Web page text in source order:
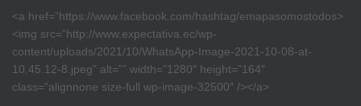
<a href=”https://www.facebook.com/hashtag/emapasomostodos>
<img src=”http://www.expectativa.ec/wp-
content/uploads/2021/10/WhatsApp-Image-2021-10-08-at-
10.45.12-8.jpeg” alt=”” width=”1280″ height=”164″
class=”alignnone size-full wp-image-32500″ /></a>